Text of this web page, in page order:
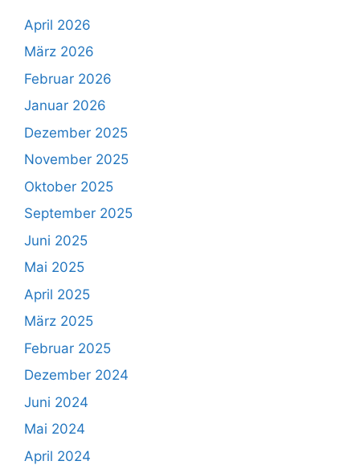
April 2026
März 2026
Februar 2026
Januar 2026
Dezember 2025
November 2025
Oktober 2025
September 2025
Juni 2025
Mai 2025
April 2025
März 2025
Februar 2025
Dezember 2024
Juni 2024
Mai 2024
April 2024